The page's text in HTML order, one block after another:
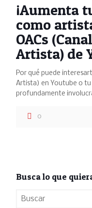
¡Aumenta
como
OACs
Artista) de
Por qué puede
Artista) en Youtube o tu
profundamente
0
Busca lo que